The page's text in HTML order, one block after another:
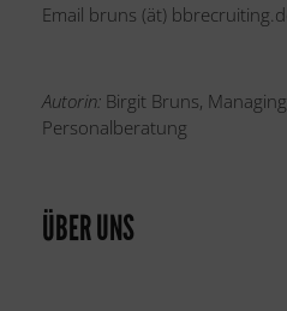
Email bruns (ät)
Autorin: Birgit Bruns,
Personalberatung
ÜBER UNS